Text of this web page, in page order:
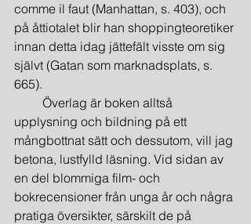
comme il faut (Manhattan, s. 403), och
på åttiotalet blir han shoppingteoretiker
innan detta idag jättefält visste om sig
självt (Gatan som marknadsplats, s.
665).
Överlag är boken alltså
upplysning och bildning på ett
mångbottnat sätt och dessutom, vill jag
betona, lustfylld läsning. Vid sidan av
en del blommiga film- och
bokrecensioner från unga år och några
pratiga översikter, särskilt de på